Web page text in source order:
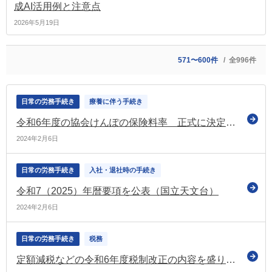
成AI活用例と注意点
2026年5月19日
571〜600件 全996件
日常の労務手続き 療養に伴う手続き
令和6年度の協会けんぽの保険料率 正式に決定（協会けんぽ）
2024年2月6日
日常の労務手続き 入社・退社時の手続き
令和7（2025）年暦要項を公表（国立天文台）
2024年2月6日
日常の労務手続き 税務
定額減税などの令和6年度税制改正の内容を盛り込んだ「所得税法等の一部を改正する法律案」を国会に提出（財務省）